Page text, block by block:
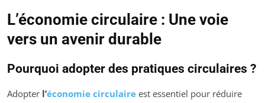
L’économie circulaire : Une voie
vers un avenir durable
Pourquoi adopter des pratiques circulaires ?
Adopter l’économie circulaire est essentiel pour réduire